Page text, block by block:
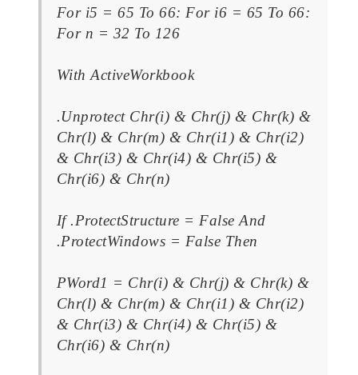
For i5 = 65 To 66: For i6 = 65 To 66:
For n = 32 To 126
With ActiveWorkbook
.Unprotect Chr(i) & Chr(j) & Chr(k) &
Chr(l) & Chr(m) & Chr(i1) & Chr(i2)
& Chr(i3) & Chr(i4) & Chr(i5) &
Chr(i6) & Chr(n)
If .ProtectStructure = False And
.ProtectWindows = False Then
PWord1 = Chr(i) & Chr(j) & Chr(k) &
Chr(l) & Chr(m) & Chr(i1) & Chr(i2)
& Chr(i3) & Chr(i4) & Chr(i5) &
Chr(i6) & Chr(n)